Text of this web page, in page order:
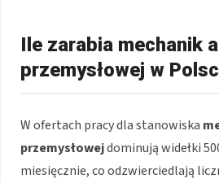
Ile zarabia mechanik
przemysłowej w
W ofertach pracy dla stanowiska
przemysłowejdominują widełki
miesięcznie, co odzwierciedlają